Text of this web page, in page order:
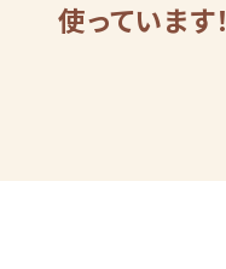
使っています！